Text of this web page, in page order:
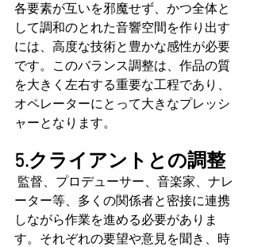
各要素が互いを邪魔せず、かつ全体と
して調和のとれた音響空間を作り出す
には、高度な技術と豊かな感性が必要
です。このバランス調整は、作品の質
を大きく左右する重要な工程であり、
オペレーターにとって大きなプレッシ
ャーとなります。
5.クライアントとの調整
ーター等、多くの関係者と密接に連携
しながら作業を進める必要がありま
す。それぞれの要望や意見を聞き、時